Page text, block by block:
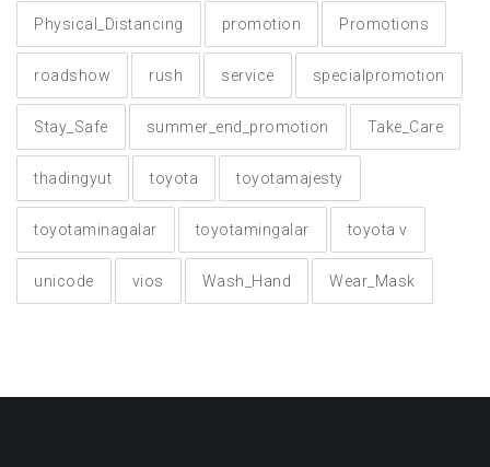
Physical_Distancing promotion Promotions
roadshow rush service specialpromotion
Stay_Safe summer_end_promotion Take_Care
thadingyut toyota toyotamajesty
toyotaminagalar toyotamingalar toyota v
unicode vios Wash_Hand Wear_Mask